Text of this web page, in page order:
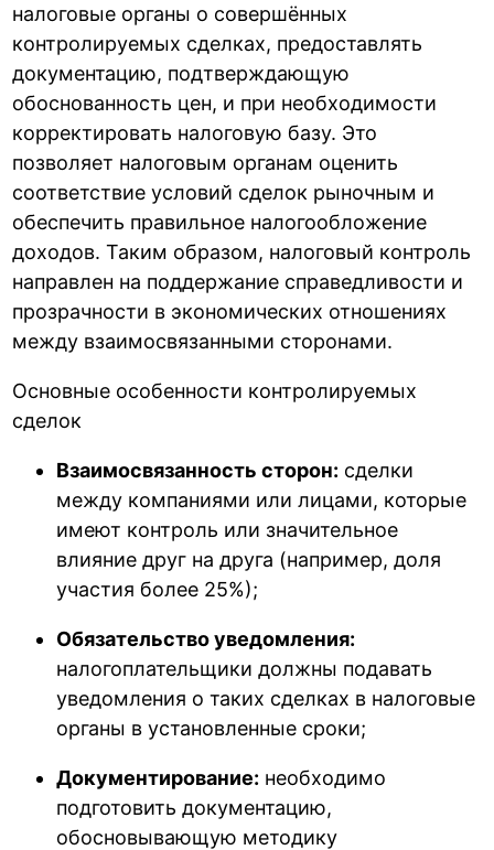
налоговые органы о совершённых
контролируемых сделках, предоставлять
документацию, подтверждающую
обоснованность цен, и при необходимости
корректировать налоговую базу. Это
позволяет налоговым органам оценить
соответствие условий сделок рыночным и
обеспечить правильное налогообложение
доходов. Таким образом, налоговый контроль
направлен на поддержание справедливости и
прозрачности в экономических отношениях
между взаимосвязанными сторонами.
Основные особенности контролируемых
сделок
Взаимосвязанность сторон: сделки
между компаниями или лицами, которые
имеют контроль или значительное
влияние друг на друга (например, доля
участия более 25%);
Обязательство уведомления:
налогоплательщики должны подавать
уведомления о таких сделках в налоговые
органы в установленные сроки;
Документирование: необходимо
подготовить документацию,
обосновывающую методику